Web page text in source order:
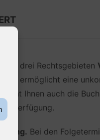
drei Rechtsgebieten
ermöglicht eine
Ihnen auch die
Verfügung.
Bei den